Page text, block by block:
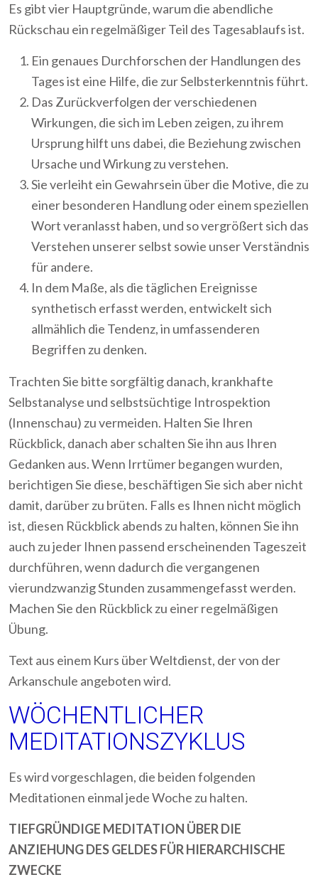
Es gibt vier Hauptgründe, warum die abendliche
Rückschau ein regelmäßiger Teil des Tagesablaufs ist.
Ein genaues Durchforschen der Handlungen des
Tages ist eine Hilfe, die zur Selbsterkenntnis führt.
Das Zurückverfolgen der verschiedenen
Wirkungen, die sich im Leben zeigen, zu ihrem
Ursprung hilft uns dabei, die Beziehung zwischen
Ursache und Wirkung zu verstehen.
Sie verleiht ein Gewahrsein über die Motive, die zu
einer besonderen Handlung oder einem speziellen
Wort veranlasst haben, und so vergrößert sich das
Verstehen unserer selbst sowie unser Verständnis
für andere.
In dem Maße, als die täglichen Ereignisse
synthetisch erfasst werden, entwickelt sich
allmählich die Tendenz, in umfassenderen
Begriffen zu denken.
Trachten Sie bitte sorgfältig danach, krankhafte
Selbstanalyse und selbstsüchtige Introspektion
(Innenschau) zu vermeiden. Halten Sie Ihren
Rückblick, danach aber schalten Sie ihn aus Ihren
Gedanken aus. Wenn Irrtümer begangen wurden,
berichtigen Sie diese, beschäftigen Sie sich aber nicht
damit, darüber zu brüten. Falls es Ihnen nicht möglich
ist, diesen Rückblick abends zu halten, können Sie ihn
auch zu jeder Ihnen passend erscheinenden Tageszeit
durchführen, wenn dadurch die vergangenen
vierundzwanzig Stunden zusammengefasst werden.
Machen Sie den Rückblick zu einer regelmäßigen
Übung.
Text aus einem Kurs über Weltdienst, der von der
Arkanschule angeboten wird.
WÖCHENTLICHER
MEDITATIONSZYKLUS
Es wird vorgeschlagen, die beiden folgenden
Meditationen einmal jede Woche zu halten.
TIEFGRÜNDIGE MEDITATION ÜBER DIE
ANZIEHUNG DES GELDES FÜR HIERARCHISCHE
ZWECKE